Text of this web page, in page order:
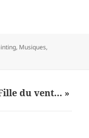
, Musiques,
du vent… »